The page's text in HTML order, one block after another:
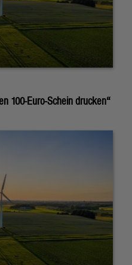
100-Euro-Schein drucken“